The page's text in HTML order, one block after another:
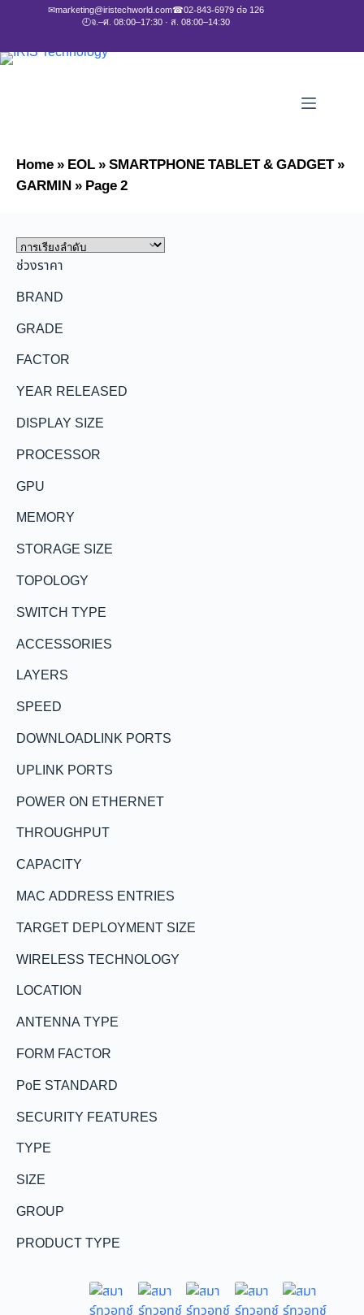
✉marketing@iristechworld.com☎02-843-6979 ต่อ 126
🕘จ.–ศ. 08:00–17:30 · ส. 08:00–14:30
Home»EOL»SMARTPHONE TABLET & GADGET»
GARMIN»Page 2
ช่วงราคา
BRAND
GRADE
FACTOR
YEAR RELEASED
DISPLAY SIZE
PROCESSOR
GPU
MEMORY
STORAGE SIZE
TOPOLOGY
SWITCH TYPE
ACCESSORIES
LAYERS
SPEED
DOWNLOADLINK PORTS
UPLINK PORTS
POWER ON ETHERNET
THROUGHPUT
CAPACITY
MAC ADDRESS ENTRIES
TARGET DEPLOYMENT SIZE
WIRELESS TECHNOLOGY
LOCATION
ANTENNA TYPE
FORM FACTOR
PoE STANDARD
SECURITY FEATURES
TYPE
SIZE
GROUP
PRODUCT TYPE